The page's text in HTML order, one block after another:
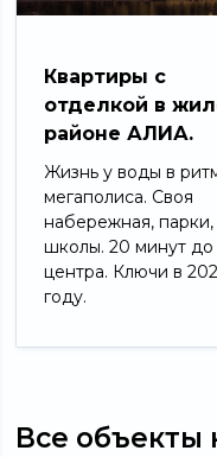
Квартиры с
отделкой в
районе АЛИА.
Жизнь у воды в
мегаполиса. Своя
набережная, парки,
школы. 20 минут до
центра. Ключи в
году.
Все объекты